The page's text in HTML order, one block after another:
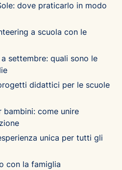
dove praticarlo in modo
a scuola con le
settembre: quali sono le
didattici per le scuole
bambini: come unire
unica per tutti gli
con la famiglia